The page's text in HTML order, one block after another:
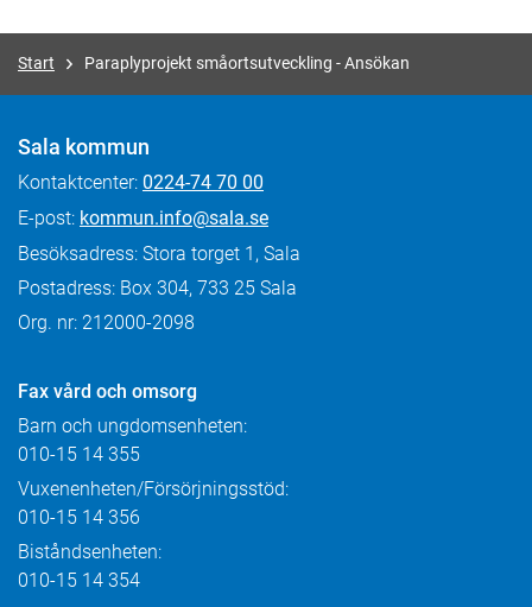
Start Paraplyprojekt småortsutveckling - Ansökan
Sala kommun
Kontaktcenter: 0224-74 70 00
E-post: kommun.info@sala.se
Besöksadress: Stora torget 1, Sala
Postadress: Box 304, 733 25 Sala
Org. nr: 212000-2098
Fax vård och omsorg
Barn och ungdomsenheten:
010-15 14 355
Vuxenenheten/Försörjningsstöd:
010-15 14 356
Biståndsenheten:
010-15 14 354